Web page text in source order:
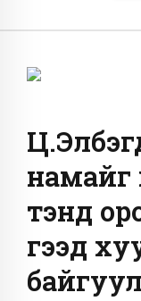
намайг
тэнд
гээд